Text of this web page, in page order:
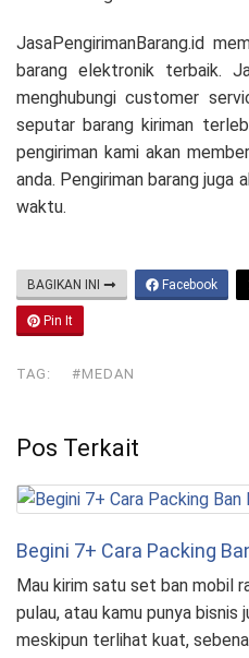
JasaPengirimanBarang.id
barang elektronik terbaik.
menghubungi customer
seputar barang kiriman
pengiriman kami akan
anda. Pengiriman barang juga
waktu.
BAGIKAN INI Facebook
Pin It
TAG: #MEDAN
Pos Terkait
Begini 7+ Cara Packing
Mau kirim satu set ban mobil
pulau, atau kamu punya bisnis
meskipun terlihat kuat,